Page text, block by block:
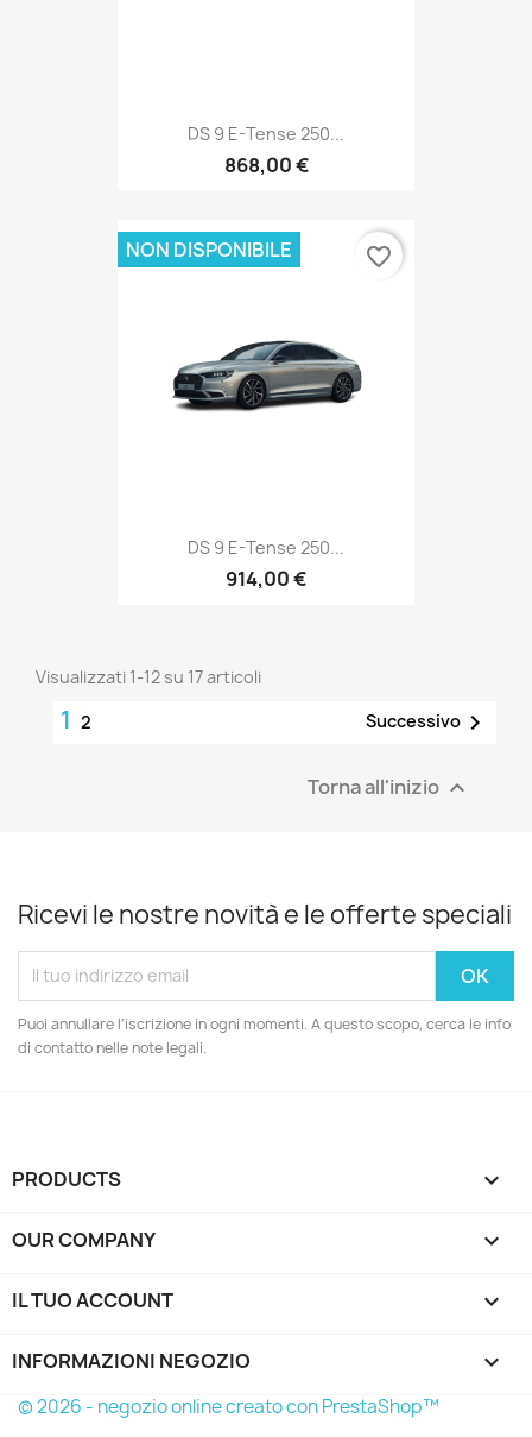
DS 9 E-Tense 250...
868,00 €
DS 9 E-Tense 250...
914,00 €
NON DISPONIBILE favorite_border
Visualizzati 1-12 su 17 articoli
1 2 Successivo 
Torna all'inizio 
Ricevi le nostre novità e le offerte speciali
Puoi annullare l'iscrizione in ogni momenti. A questo scopo, cerca le info
di contatto nelle note legali.
PRODUCTS 
OUR COMPANY 
IL TUO ACCOUNT 
INFORMAZIONI NEGOZIO keyboard_arrow_down
© 2026 - negozio online creato con PrestaShop™